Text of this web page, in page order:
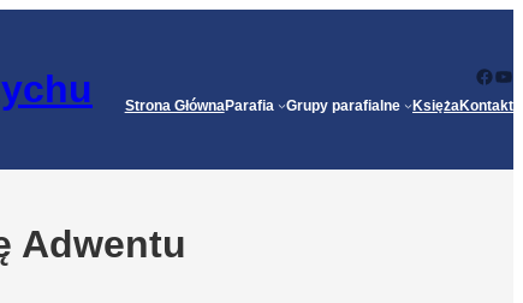
Strona GłównaParafia Grupy parafialne KsiężaKontakt
Adwentu